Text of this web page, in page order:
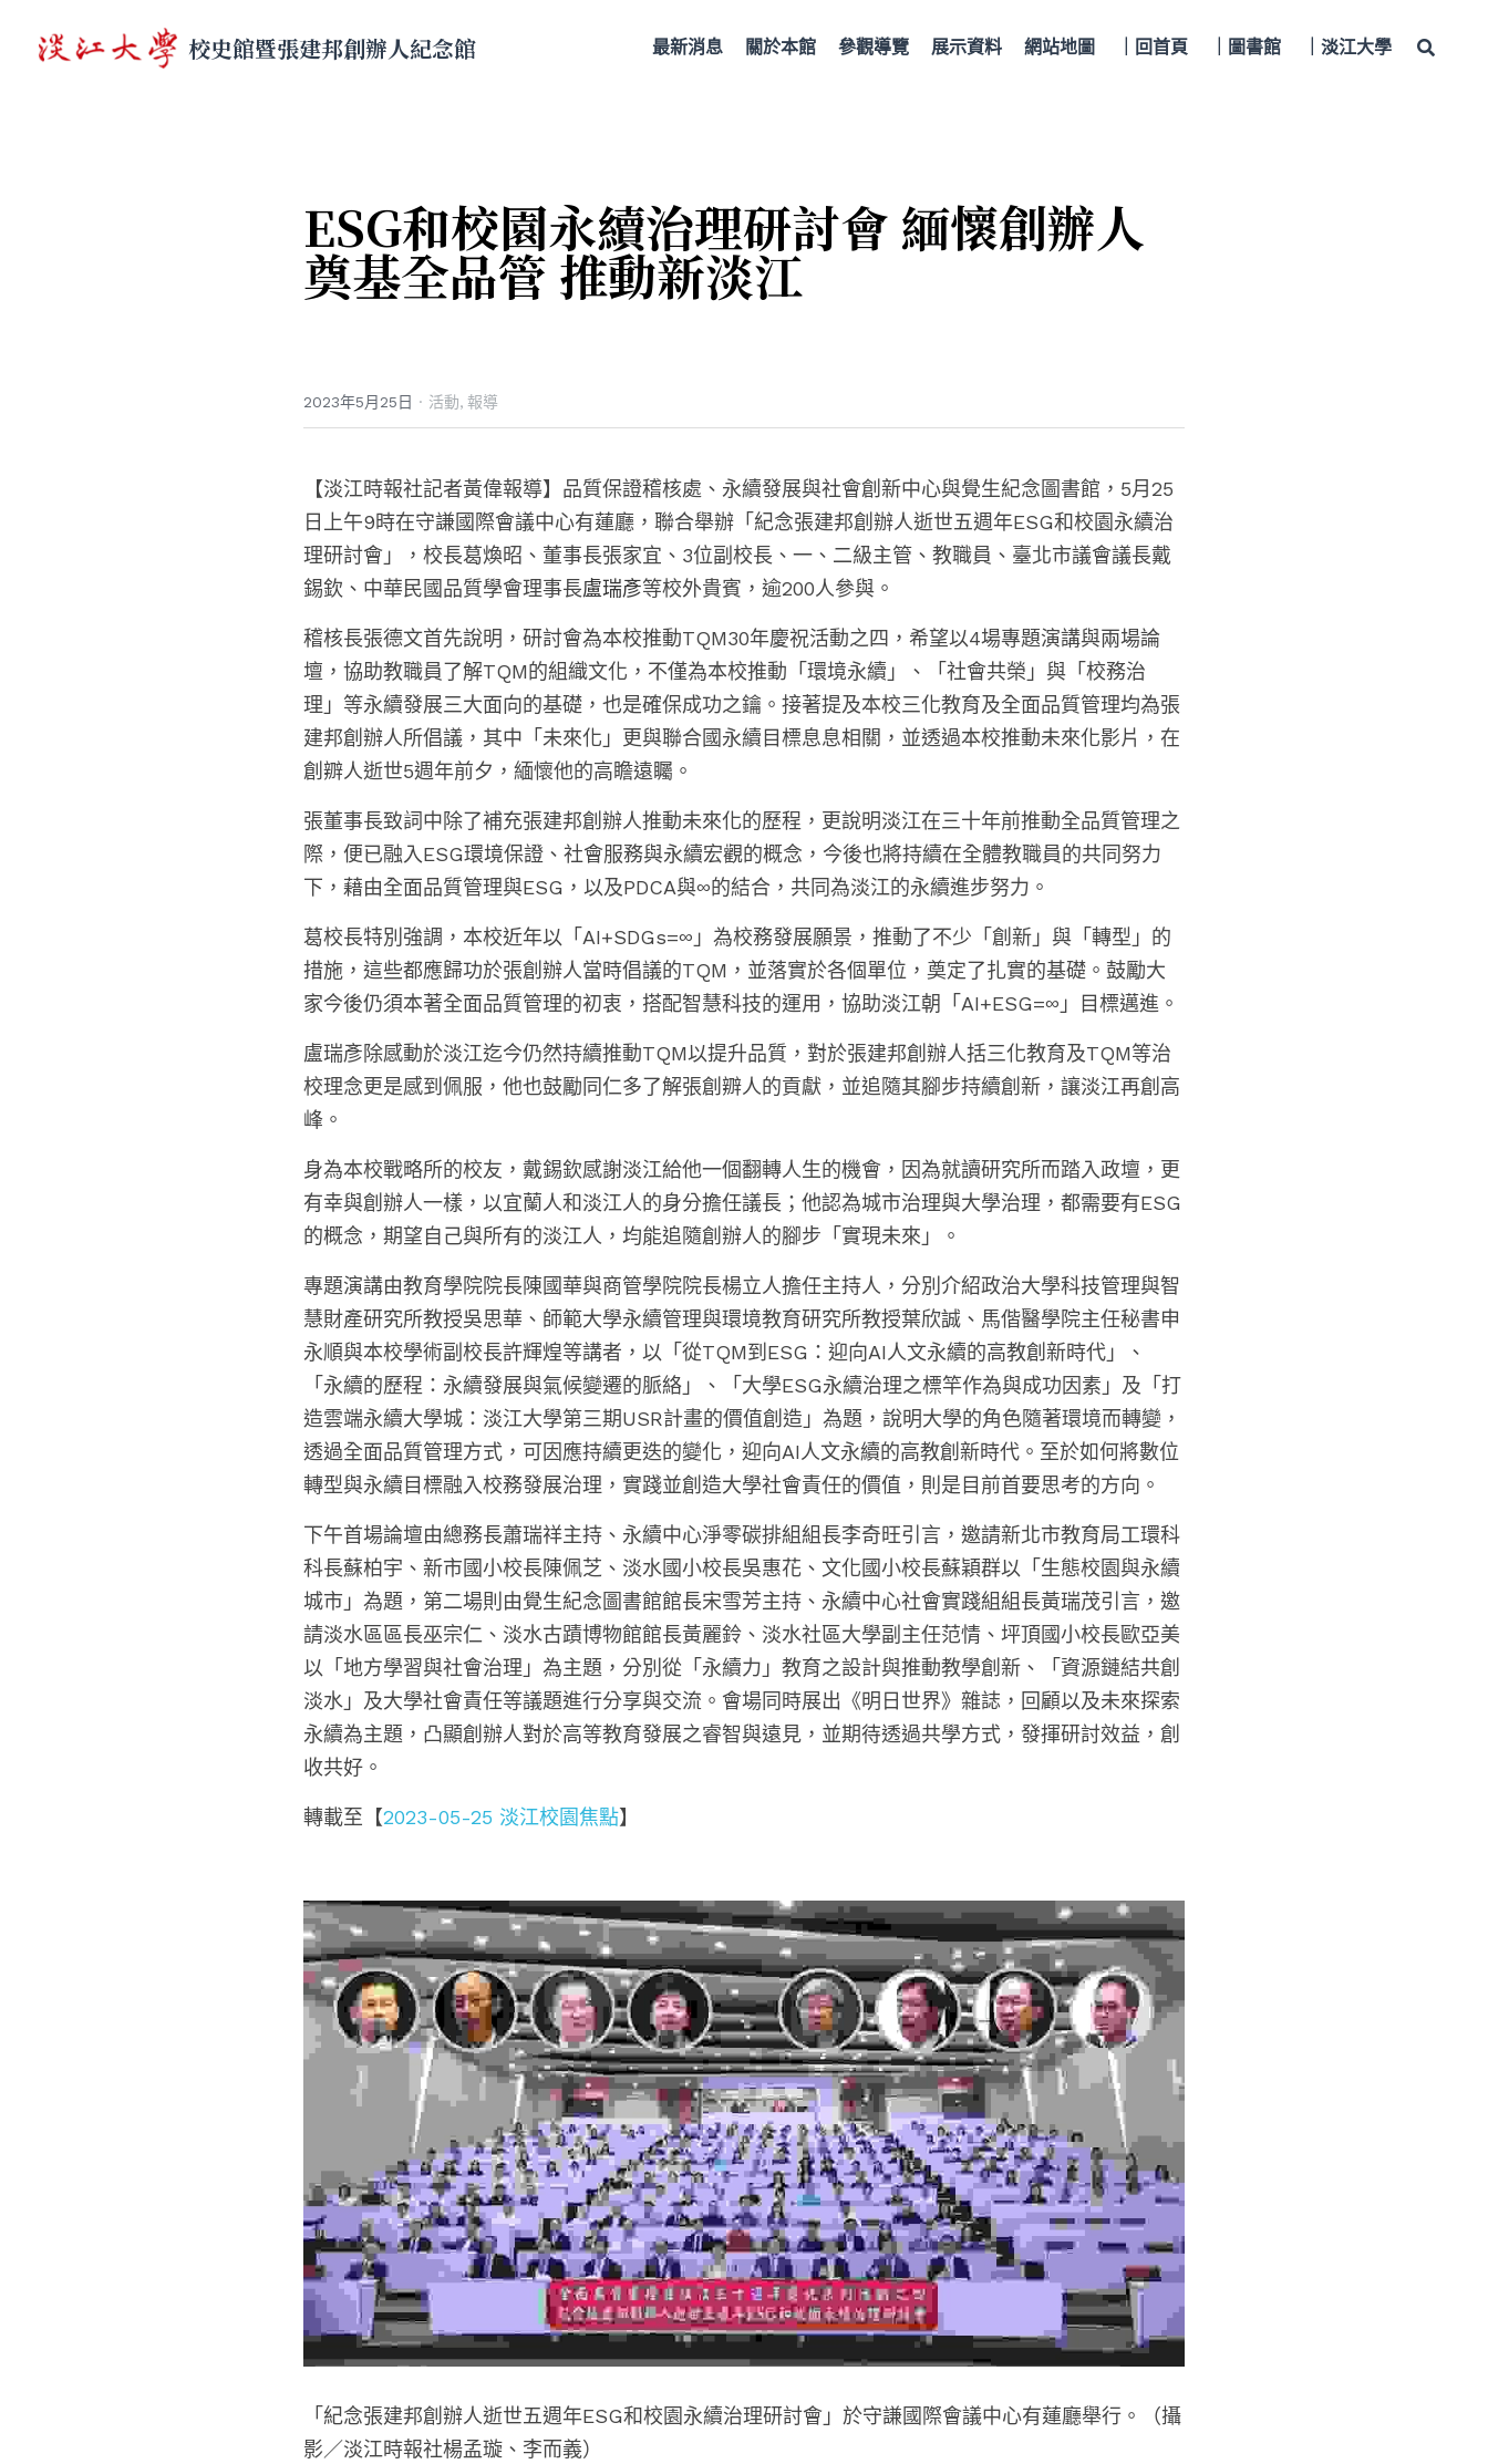
校史館暨張建邦創辦人紀念館 最新消息 關於本館 參觀導覽 展示資料 網站地圖 ｜回首頁 ｜圖書館 ｜淡江大學
ESG和校園永續治理研討會 緬懷創辦人
奠基全品管 推動新淡江
2023年5月25日 · 活動, 報導
【淡江時報社記者黃偉報導】品質保證稽核處、永續發展與社會創新中心與覺生紀念圖書館，5月25
日上午9時在守謙國際會議中心有蓮廳，聯合舉辦「紀念張建邦創辦人逝世五週年ESG和校園永續治
理研討會」，校長葛煥昭、董事長張家宜、3位副校長、一、二級主管、教職員、臺北市議會議長戴
錫欽、中華民國品質學會理事長盧瑞彥等校外貴賓，逾200人參與。
稽核長張德文首先說明，研討會為本校推動TQM30年慶祝活動之四，希望以4場專題演講與兩場論
壇，協助教職員了解TQM的組織文化，不僅為本校推動「環境永續」、「社會共榮」與「校務治
理」等永續發展三大面向的基礎，也是確保成功之鑰。接著提及本校三化教育及全面品質管理均為張
建邦創辦人所倡議，其中「未來化」更與聯合國永續目標息息相關，並透過本校推動未來化影片，在
創辧人逝世5週年前夕，緬懷他的高瞻遠矚。
張董事長致詞中除了補充張建邦創辦人推動未來化的歷程，更說明淡江在三十年前推動全品質管理之
際，便已融入ESG環境保證、社會服務與永續宏觀的概念，今後也將持續在全體教職員的共同努力
下，藉由全面品質管理與ESG，以及PDCA與∞的結合，共同為淡江的永續進步努力。
葛校長特別強調，本校近年以「AI+SDGs=∞」為校務發展願景，推動了不少「創新」與「轉型」的
措施，這些都應歸功於張創辦人當時倡議的TQM，並落實於各個單位，奠定了扎實的基礎。鼓勵大
家今後仍須本著全面品質管理的初衷，搭配智慧科技的運用，協助淡江朝「AI+ESG=∞」目標邁進。
盧瑞彥除感動於淡江迄今仍然持續推動TQM以提升品質，對於張建邦創辦人括三化教育及TQM等治
校理念更是感到佩服，他也鼓勵同仁多了解張創辧人的貢獻，並追隨其腳步持續創新，讓淡江再創高
峰。
身為本校戰略所的校友，戴錫欽感謝淡江給他一個翻轉人生的機會，因為就讀研究所而踏入政壇，更
有幸與創辦人一樣，以宜蘭人和淡江人的身分擔任議長；他認為城市治理與大學治理，都需要有ESG
的概念，期望自己與所有的淡江人，均能追隨創辦人的腳步「實現未來」。
專題演講由教育學院院長陳國華與商管學院院長楊立人擔任主持人，分別介紹政治大學科技管理與智
慧財產研究所教授吳思華、師範大學永續管理與環境教育研究所教授葉欣誠、馬偕醫學院主任秘書申
永順與本校學術副校長許輝煌等講者，以「從TQM到ESG：迎向AI人文永續的高教創新時代」、
「永續的歷程：永續發展與氣候變遷的脈絡」、「大學ESG永續治理之標竿作為與成功因素」及「打
造雲端永續大學城：淡江大學第三期USR計畫的價值創造」為題，說明大學的角色隨著環境而轉變，
透過全面品質管理方式，可因應持續更迭的變化，迎向AI人文永續的高教創新時代。至於如何將數位
轉型與永續目標融入校務發展治理，實踐並創造大學社會責任的價值，則是目前首要思考的方向。
下午首場論壇由總務長蕭瑞祥主持、永續中心淨零碳排組組長李奇旺引言，邀請新北市教育局工環科
科長蘇柏宇、新市國小校長陳佩芝、淡水國小校長吳惠花、文化國小校長蘇穎群以「生態校園與永續
城市」為題，第二場則由覺生紀念圖書館館長宋雪芳主持、永續中心社會實踐組組長黃瑞茂引言，邀
請淡水區區長巫宗仁、淡水古蹟博物館館長黃麗鈴、淡水社區大學副主任范情、坪頂國小校長歐亞美
以「地方學習與社會治理」為主題，分別從「永續力」教育之設計與推動教學創新、「資源鏈結共創
淡水」及大學社會責任等議題進行分享與交流。會場同時展出《明日世界》雜誌，回顧以及未來探索
永續為主題，凸顯創辦人對於高等教育發展之睿智與遠見，並期待透過共學方式，發揮研討效益，創
收共好。
轉載至【2023-05-25 淡江校園焦點】
「紀念張建邦創辦人逝世五週年ESG和校園永續治理研討會」於守謙國際會議中心有蓮廳舉行。（攝
影／淡江時報社楊孟璇、李而義）